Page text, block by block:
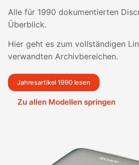
Alle für 1990 dokumentierten
Überblick.
Hier geht es zum vollständigen
verwandten Archivbereichen.
Jahresartikel 1990 lesen
Zu allen Modellen springen